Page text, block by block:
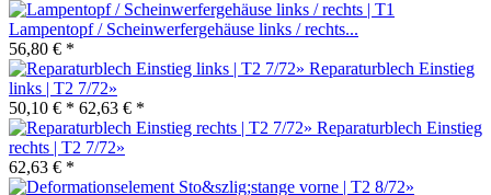
Lampentopf / Scheinwerfergehäuse links / rechts...
56,80 € *
Reparaturblech Einstieg
links | T2 7/72»
50,10 € * 62,63 € *
Reparaturblech Einstieg
rechts | T2 7/72»
62,63 € *